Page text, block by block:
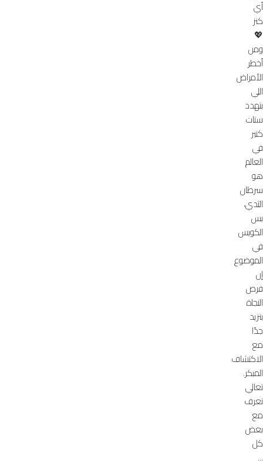
أي
كنز
💖
ومن
أخطر
الأمراض
اللي
بتهدد
ستات
كتير
في
العالم
هو
سرطان
الثدي،
بس
الكويس
في
الموضوع
إن
فرص
النجاة
بتزيد
جدًا
مع
الاكتشاف
المبكر.
تعالي
نعرف
مع
بعض
كل
...